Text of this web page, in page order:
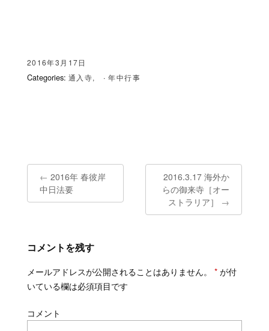
2016年3月17日
Categories: 通入寺 ·年中行事
Post
navigation
← 2016年 春彼岸
中日法要
2016.3.17 海外か
らの御来寺［オー
ストラリア］
→
コメントを残す
メールアドレスが公開されることはありません。 *が付
いている欄は必須項目です
コメント